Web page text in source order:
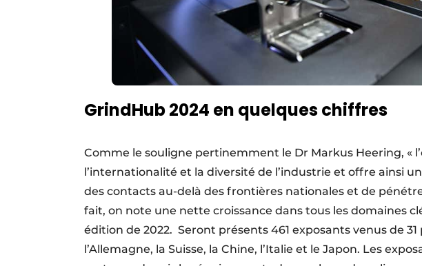
GrindHub 2024 en quelques chiffres
Comme le souligne pertinemment le Dr Markus Heering, «
l’internationalité et la diversité de l’industrie et offre ainsi
des contacts au-delà des frontières nationales et de
fait, on note une nette croissance dans tous les domaines
édition de 2022. Seront présents 461 exposants venus de 31
l’Allemagne, la Suisse, la Chine, l’Italie et le Japon. Les